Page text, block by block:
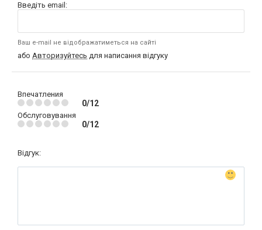
Введіть email:
Ваш e-mail не відображатиметься на сайті
або Авторизуйтесь для написання відгуку
Впечатления
0/12
Обслуговування
0/12
Відгук: